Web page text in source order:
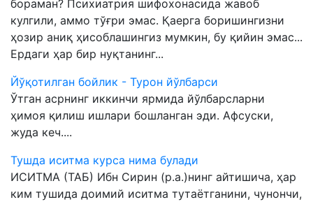
бораман? Психиатрия шифохонасида жавоб
кулгили, аммо тўғри эмас. Қаерга боришингизни
ҳозир аниқ ҳисоблашингиз мумкин, бу қийин эмас...
Ердаги ҳар бир нуқтанинг...
Йўқотилган бойлик - Турон йўлбарси
Ўтган асрнинг иккинчи ярмида йўлбарсларни
ҳимоя қилиш ишлари бошланган эди. Афсуски,
жуда кеч....
Тушда иситма курса нима булади
ИСИТМА (ТАБ) Ибн Сирин (р.а.)нинг айтишича, ҳар
ким тушида доимий иситма тутаётганини, чунончи,